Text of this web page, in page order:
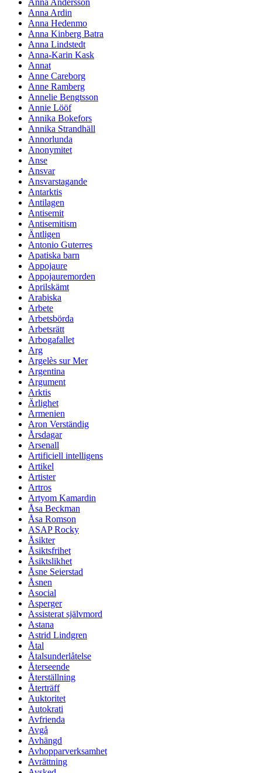
Anna Ardin
Anna Hedenmo
Anna Kinberg Batra
Anna Lindstedt
Anna-Karin Kask
Annat
Anne Careborg
Anne Ramberg
Annelie Bengtsson
Annie Lööf
Annika Bokefors
Annika Strandhäll
Annorlunda
Anonymitet
Anse
Ansvar
Ansvarstagande
Antarktis
Antilagen
Antisemit
Antisemitism
Äntligen
Antonio Guterres
Apatiska barn
Appojaure
Appojauremorden
Aprilskämt
Arabiska
Arbete
Arbetsbörda
Arbetsrätt
Arbogafallet
Arg
Argelès sur Mer
Argentina
Argument
Arktis
Ärlighet
Armenien
Aron Verständig
Årsdagar
Arsenall
Artificiell intelligens
Artikel
Artister
Artros
Artyom Kamardin
Åsa Beckman
Åsa Romson
ASAP Rocky
Åsikter
Åsiktsfrihet
Åsiktslikhet
Åsne Seierstad
Åsnen
Asocial
Asperger
Assisterat självmord
Astana
Astrid Lindgren
Åtal
Åtalsunderlåtelse
Återseende
Återställning
Återträff
Auktoritet
Autokrati
Avfrienda
Avgå
Avhängd
Avhopparverksamhet
Avrättning